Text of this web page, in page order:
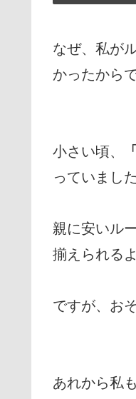
なぜ、私が
かったからで
小さい頃、
っていました
親に安いル
揃えられる
ですが、お
あれから私